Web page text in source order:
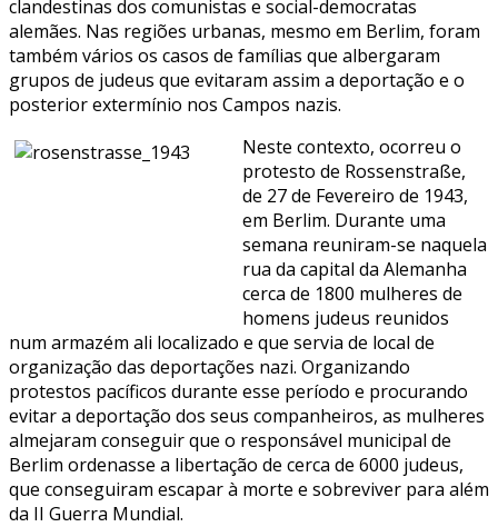
clandestinas dos comunistas e social-democratas
alemães. Nas regiões urbanas, mesmo em Berlim, foram
também vários os casos de famílias que albergaram
grupos de judeus que evitaram assim a deportação e o
posterior extermínio nos Campos nazis.
Neste contexto, ocorreu o
protesto de Rossenstraße,
de 27 de Fevereiro de 1943,
em Berlim. Durante uma
semana reuniram-se naquela
rua da capital da Alemanha
cerca de 1800 mulheres de
homens judeus reunidos
num armazém ali localizado e que servia de local de
organização das deportações nazi. Organizando
protestos pacíficos durante esse período e procurando
evitar a deportação dos seus companheiros, as mulheres
almejaram conseguir que o responsável municipal de
Berlim ordenasse a libertação de cerca de 6000 judeus,
que conseguiram escapar à morte e sobreviver para além
da II Guerra Mundial.